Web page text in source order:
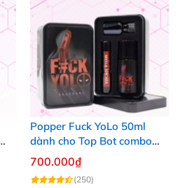
Popper Fuck YoLo 50ml
dành cho Top Bot combo
hộp thiếc 40ml + 10ml
700.000₫
(250)